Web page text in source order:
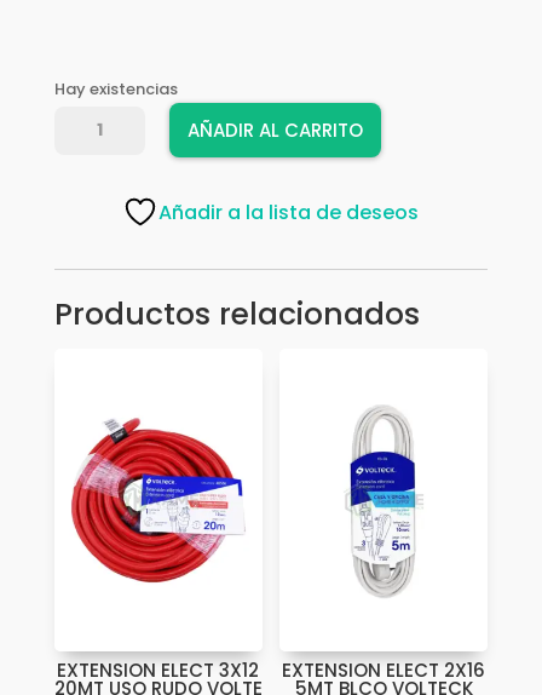
Hay existencias
EXTENSION
cantidad
AÑADIR AL CARRITO
Añadir a la lista de deseos
Productos relacionados
EXTENSION ELECT 3X12
20MT USO RUDO VOLTE
EXTENSION ELECT 2X16
5MT BLCO VOLTECK